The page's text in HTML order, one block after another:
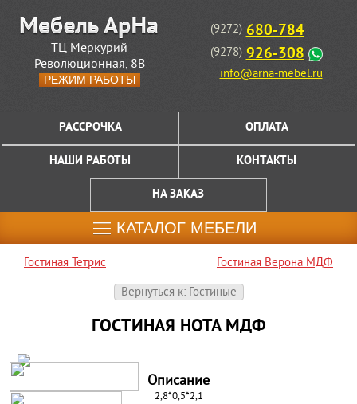
ТЦ Меркурий
Революционная, 8В
РЕЖИМ РАБОТЫ
(9272) 680-784
(9278) 926-308
info@arna-mebel.ru
РАССРОЧКА ОПЛАТА
НАШИ РАБОТЫ КОНТАКТЫ
НА ЗАКАЗ
КАТАЛОГ МЕБЕЛИ
Гостиная Тетрис
Гостиная Верона МДФ
Вернуться к: Гостиные
ГОСТИНАЯ НОТА МДФ
Описание
2,8*0,5*2,1